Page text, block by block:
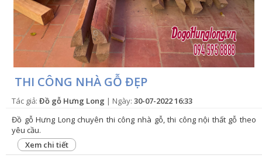
THI CÔNG NHÀ GỖ ĐẸP
Tác giả: Đồ gỗ Hưng Long | Ngày: 30-07-2022 16:33
Đồ gỗ Hưng Long chuyên thi công nhà gỗ, thi công nội thất gỗ theo
yêu cầu.
Xem chi tiết